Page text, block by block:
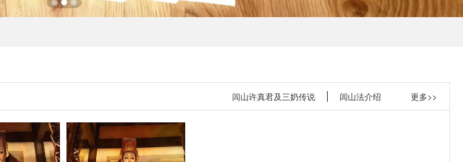
更多>>
闾山许真君及三奶传说 闾山法介绍